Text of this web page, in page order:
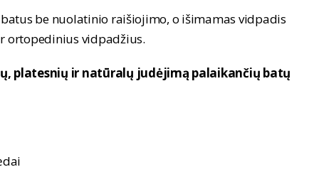
be nuolatinio raišiojimo, o išimamas vidpadis
ortopedinius vidpadžius.
platesnių ir natūralų judėjimą palaikančių batų